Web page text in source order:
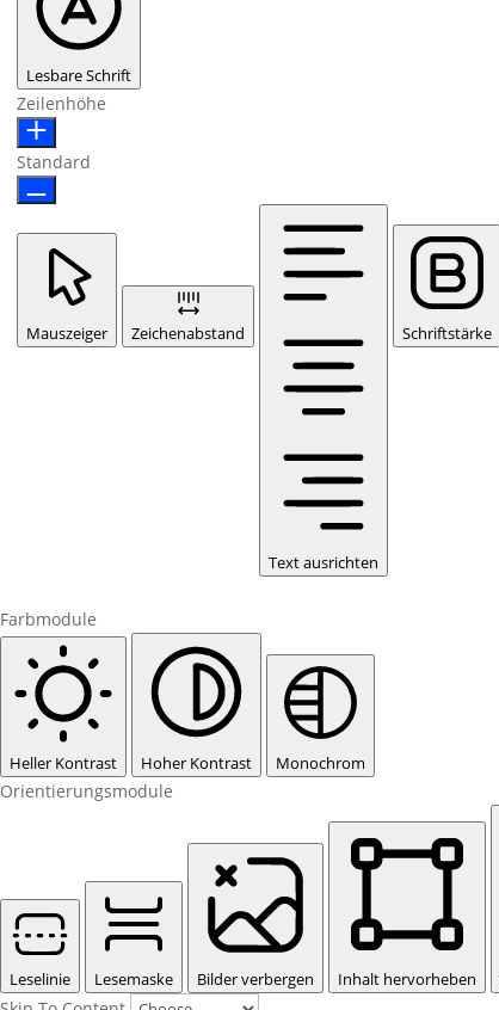
Lesbare Schrift
Zeilenhöhe
Standard
Mauszeiger Zeichenabstand
Text ausrichten
Schriftstärke
Farbmodule
Heller Kontrast Hoher Kontrast Monochrom
Orientierungsmodule
Leselinie Lesemaske Bilder verbergen Inhalt hervorheben